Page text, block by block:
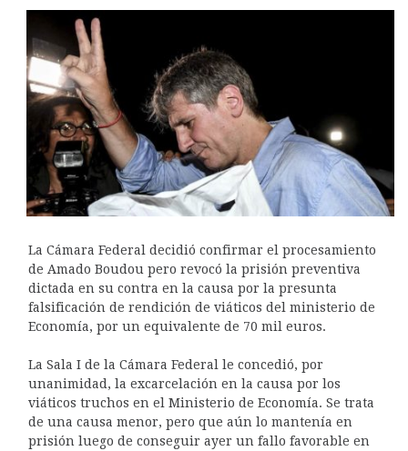
La Cámara Federal decidió confirmar el procesamiento
de Amado Boudou pero revocó la prisión preventiva
dictada en su contra en la causa por la presunta
falsificación de rendición de viáticos del ministerio de
Economía, por un equivalente de 70 mil euros.
La Sala I de la Cámara Federal le concedió, por
unanimidad, la excarcelación en la causa por los
viáticos truchos en el Ministerio de Economía. Se trata
de una causa menor, pero que aún lo mantenía en
prisión luego de conseguir ayer un fallo favorable en